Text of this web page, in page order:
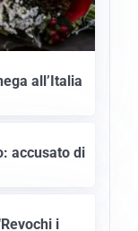
all’Italia
accusato di
i